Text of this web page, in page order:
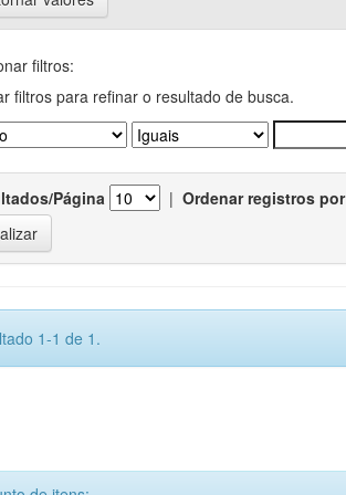
filtros:
filtros para refinar o resultado de busca.
Página | Ordenar registros por
1-1 de 1.